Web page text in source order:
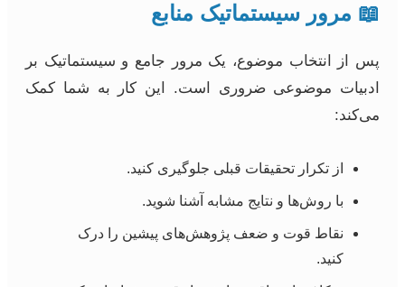
📖 مرور سیستماتیک منابع
پس از انتخاب موضوع، یک مرور جامع و سیستماتیک بر
ادبیات موضوعی ضروری است. این کار به شما کمک
می‌کند:
از تکرار تحقیقات قبلی جلوگیری کنید.
با روش‌ها و نتایج مشابه آشنا شوید.
نقاط قوت و ضعف پژوهش‌های پیشین را درک
کنید.